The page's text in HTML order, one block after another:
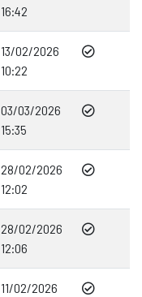
16:42
13/02/2026
10:22
03/03/2026
15:35
28/02/2026
12:02
28/02/2026
12:06
11/02/2026